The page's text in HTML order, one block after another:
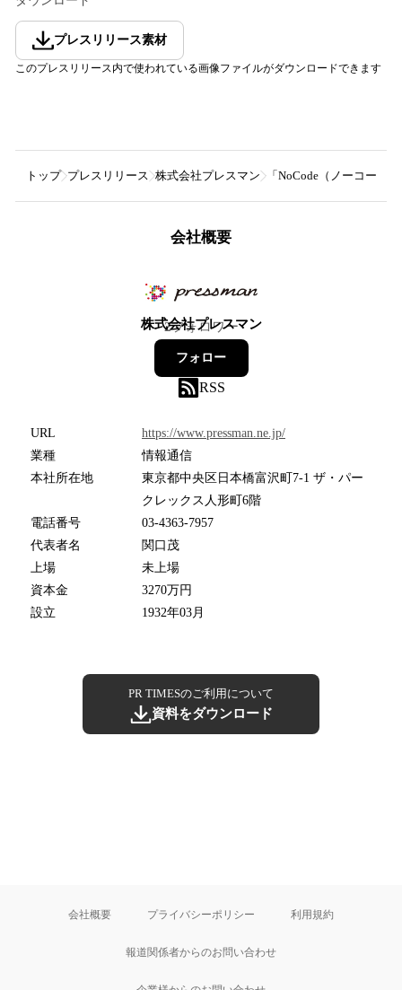
プレスリリース素材
このプレスリリース内で使われている画像ファイルがダウンロードできます
トップ プレスリリース 株式会社プレスマン 「NoCode（ノーコード
会社概要
株式会社プレスマン
2フォロワー
フォロー
RSS
URL
https://www.pressman.ne.jp/
業種
情報通信
本社所在地
東京都中央区日本橋富沢町7-1 ザ・パー
クレックス人形町6階
電話番号
03-4363-7957
代表者名
関口茂
上場
未上場
資本金
3270万円
設立
1932年03月
PR TIMESのご利用について
資料をダウンロード
会社概要 プライバシーポリシー 利用規約
報道関係者からのお問い合わせ